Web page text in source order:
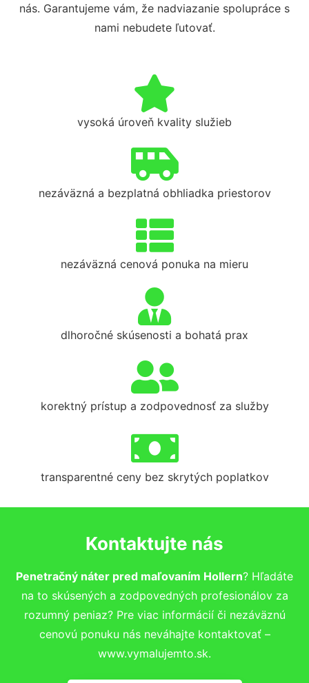
nás. Garantujeme vám, že nadviazanie spolupráce s
nami nebudete ľutovať.
vysoká úroveň kvality služieb
nezáväzná a bezplatná obhliadka priestorov
nezáväzná cenová ponuka na mieru
dlhoročné skúsenosti a bohatá prax
korektný prístup a zodpovednosť za služby
transparentné ceny bez skrytých poplatkov
Kontaktujte nás
Penetračný náter pred maľovaním Hollern? Hľadáte
na to skúsených a zodpovedných profesionálov za
rozumný peniaz? Pre viac informácií či nezáväznú
cenovú ponuku nás neváhajte kontaktovať –
www.vymalujemto.sk.